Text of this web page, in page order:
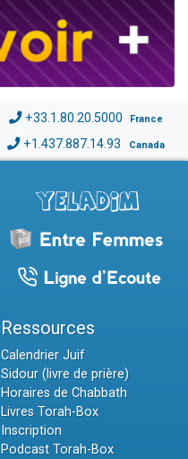
+33.1.80.20.5000 France
+1.437.887.14.93 Canada
Ressources
Calendrier Juif
Sidour (livre de prière)
Horaires de Chabbath
Livres Torah-Box
Inscription
Podcast Torah-Box